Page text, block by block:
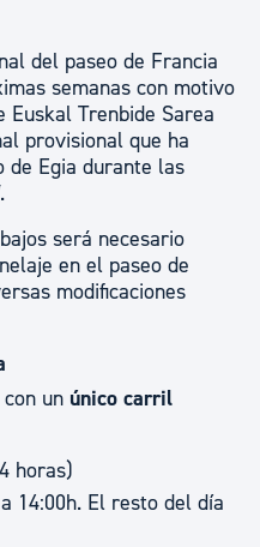
del paseo de Francia
semanas con motivo
Trenbide Sarea
provisional que ha
de Egia durante las
será necesario
en el paseo de
modificaciones
un único carril
horas)
14:00h. El resto del día